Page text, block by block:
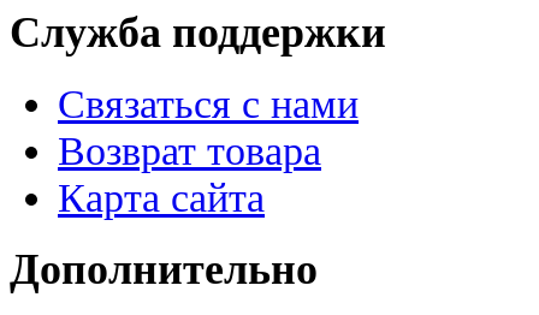
Служба поддержки
Связаться с нами
Возврат товара
Карта сайта
Дополнительно